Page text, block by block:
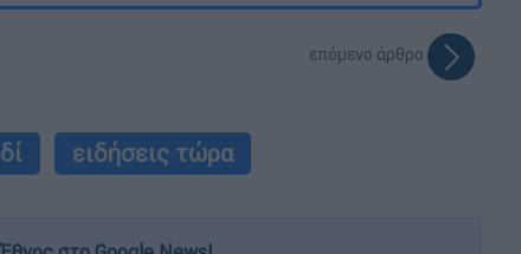
επόμενο άρθρο
ειδήσεις τώρα